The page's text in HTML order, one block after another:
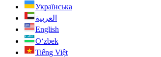
Українська
العربية
English
O‘zbek
Tiếng Việt